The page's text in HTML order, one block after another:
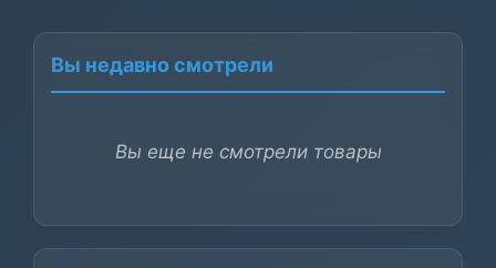
Вы недавно смотрели
Вы еще не смотрели товары